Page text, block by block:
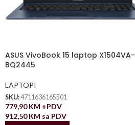
ASUS VivoBook 15 laptop X1504VA-
BQ2445
LAPTOPI
SKU:4711636165501
779,90KM +PDV
912,50KM sa PDV